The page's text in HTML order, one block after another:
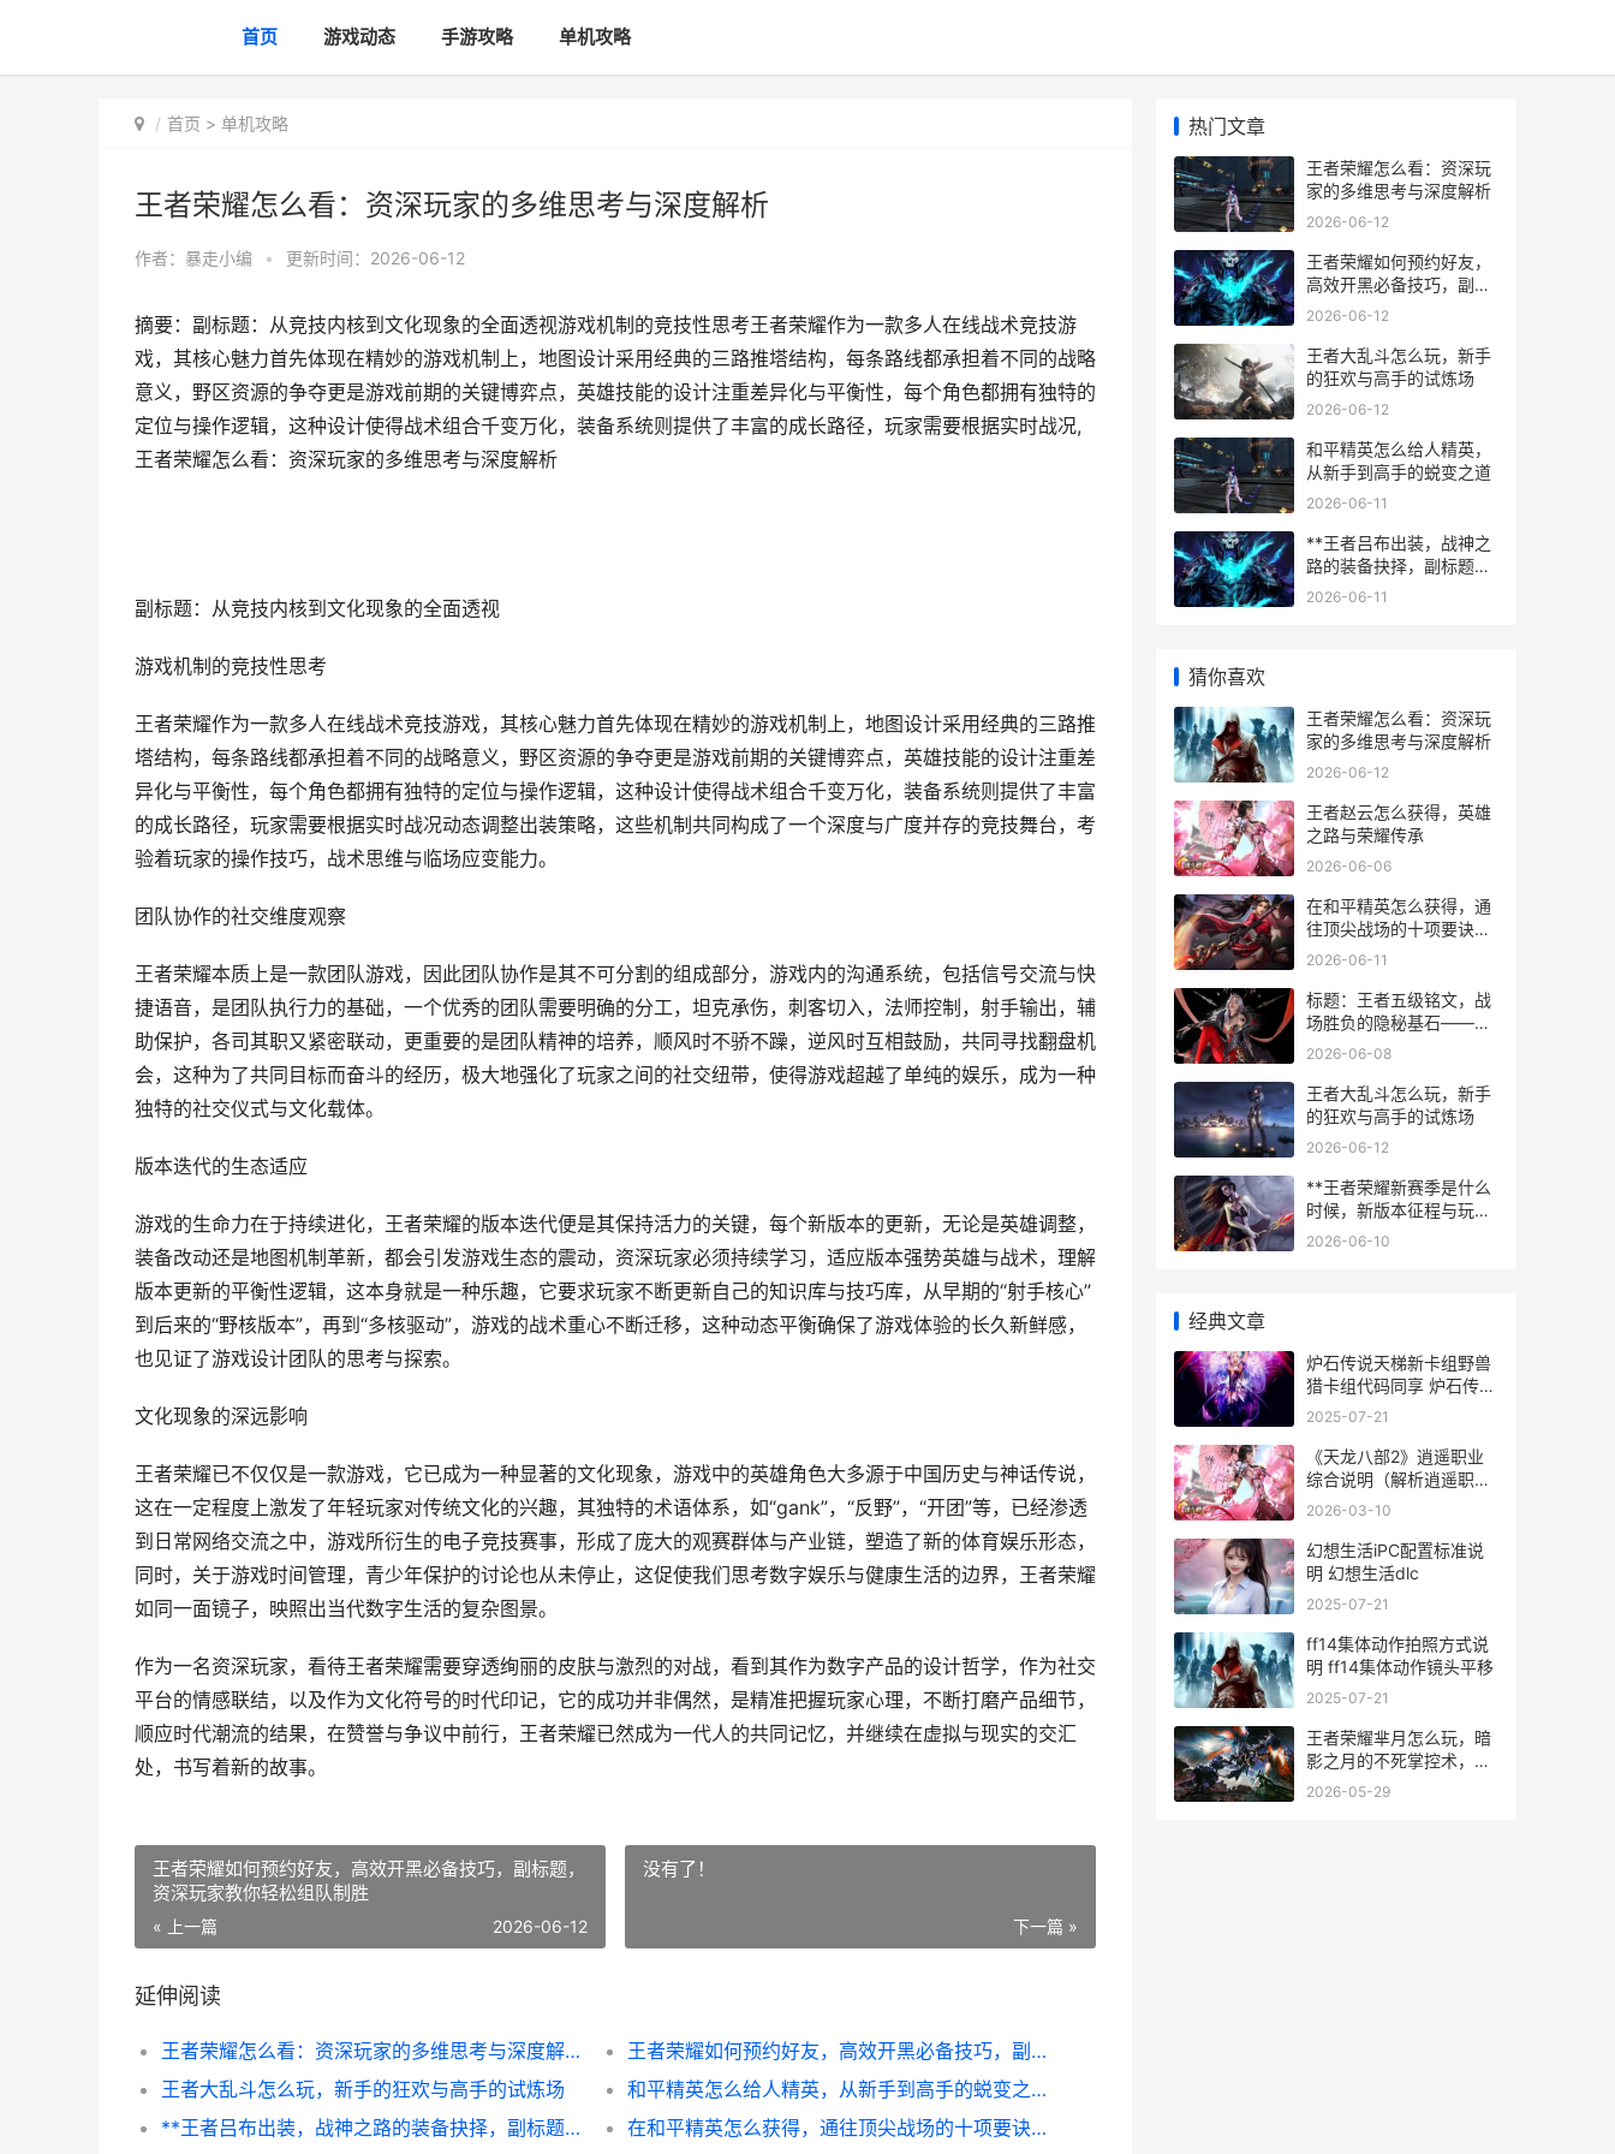
首页 游戏动态 手游攻略 单机攻略
首页 > 单机攻略
王者荣耀怎么看：资深玩家的多维思考与深度解析
作者： 暴走小编 • 更新时间：2026-06-12
摘要：副标题：从竞技内核到文化现象的全面透视游戏机制的竞技性思考王者荣耀作为一款多人在线战术竞技游
戏，其核心魅力首先体现在精妙的游戏机制上，地图设计采用经典的三路推塔结构，每条路线都承担着不同的战略
意义，野区资源的争夺更是游戏前期的关键博弈点，英雄技能的设计注重差异化与平衡性，每个角色都拥有独特的
定位与操作逻辑，这种设计使得战术组合千变万化，装备系统则提供了丰富的成长路径，玩家需要根据实时战况,
王者荣耀怎么看：资深玩家的多维思考与深度解析
副标题：从竞技内核到文化现象的全面透视
游戏机制的竞技性思考
王者荣耀作为一款多人在线战术竞技游戏，其核心魅力首先体现在精妙的游戏机制上，地图设计采用经典的三路推
塔结构，每条路线都承担着不同的战略意义，野区资源的争夺更是游戏前期的关键博弈点，英雄技能的设计注重差
异化与平衡性，每个角色都拥有独特的定位与操作逻辑，这种设计使得战术组合千变万化，装备系统则提供了丰富
的成长路径，玩家需要根据实时战况动态调整出装策略，这些机制共同构成了一个深度与广度并存的竞技舞台，考
验着玩家的操作技巧，战术思维与临场应变能力。
团队协作的社交维度观察
王者荣耀本质上是一款团队游戏，因此团队协作是其不可分割的组成部分，游戏内的沟通系统，包括信号交流与快
捷语音，是团队执行力的基础，一个优秀的团队需要明确的分工，坦克承伤，刺客切入，法师控制，射手输出，辅
助保护，各司其职又紧密联动，更重要的是团队精神的培养，顺风时不骄不躁，逆风时互相鼓励，共同寻找翻盘机
会，这种为了共同目标而奋斗的经历，极大地强化了玩家之间的社交纽带，使得游戏超越了单纯的娱乐，成为一种
独特的社交仪式与文化载体。
版本迭代的生态适应
游戏的生命力在于持续进化，王者荣耀的版本迭代便是其保持活力的关键，每个新版本的更新，无论是英雄调整，
装备改动还是地图机制革新，都会引发游戏生态的震动，资深玩家必须持续学习，适应版本强势英雄与战术，理解
版本更新的平衡性逻辑，这本身就是一种乐趣，它要求玩家不断更新自己的知识库与技巧库，从早期的“射手核心”
到后来的“野核版本”，再到“多核驱动”，游戏的战术重心不断迁移，这种动态平衡确保了游戏体验的长久新鲜感，
也见证了游戏设计团队的思考与探索。
文化现象的深远影响
王者荣耀已不仅仅是一款游戏，它已成为一种显著的文化现象，游戏中的英雄角色大多源于中国历史与神话传说，
这在一定程度上激发了年轻玩家对传统文化的兴趣，其独特的术语体系，如“gank”，“反野”，“开团”等，已经渗透
到日常网络交流之中，游戏所衍生的电子竞技赛事，形成了庞大的观赛群体与产业链，塑造了新的体育娱乐形态，
同时，关于游戏时间管理，青少年保护的讨论也从未停止，这促使我们思考数字娱乐与健康生活的边界，王者荣耀
如同一面镜子，映照出当代数字生活的复杂图景。
作为一名资深玩家，看待王者荣耀需要穿透绚丽的皮肤与激烈的对战，看到其作为数字产品的设计哲学，作为社交
平台的情感联结，以及作为文化符号的时代印记，它的成功并非偶然，是精准把握玩家心理，不断打磨产品细节，
顺应时代潮流的结果，在赞誉与争议中前行，王者荣耀已然成为一代人的共同记忆，并继续在虚拟与现实的交汇
处，书写着新的故事。
王者荣耀如何预约好友，高效开黑必备技巧，副标题，
资深玩家教你轻松组队制胜
« 上一篇 2026-06-12
没有了！
下一篇 »
延伸阅读
王者荣耀怎么看：资深玩家的多维思考与深度解析
王者荣耀如何预约好友，高效开黑必备技巧，副标题，资深玩家教你轻松组队制胜
王者大乱斗怎么玩，新手的狂欢与高手的试炼场
和平精英怎么给人精英，从新手到高手的蜕变之道
**王者吕布出装，战神之路的装备抉择，副标题，方天画戟下的制胜法则**
在和平精英怎么获得，通往顶尖战场的十项要诀，副标题超越生存的艺术进阶之路
热门文章
王者荣耀怎么看：资深玩
家的多维思考与深度解析
2026-06-12
王者荣耀如何预约好友，
高效开黑必备技巧，副标
题，资深玩家教你轻松组
2026-06-12
王者大乱斗怎么玩，新手
的狂欢与高手的试炼场
2026-06-12
和平精英怎么给人精英，
从新手到高手的蜕变之道
2026-06-11
**王者吕布出装，战神之
路的装备抉择，副标题，
方天画戟下的制胜法则**
2026-06-11
猜你喜欢
王者荣耀怎么看：资深玩
家的多维思考与深度解析
2026-06-12
王者赵云怎么获得，英雄
之路与荣耀传承
2026-06-06
在和平精英怎么获得，通
往顶尖战场的十项要诀，
副标题超越生存的艺术进
2026-06-11
标题：王者五级铭文，战
场胜负的隐秘基石——资
深玩家的铭文哲学
2026-06-08
王者大乱斗怎么玩，新手
的狂欢与高手的试炼场
2026-06-12
**王者荣耀新赛季是什么
时候，新版本征程与玩家
期待**
2026-06-10
经典文章
炉石传说天梯新卡组野兽
猎卡组代码同享 炉石传说
天梯新卡组
2025-07-21
《天龙八部2》逍遥职业
综合说明（解析逍遥职业
技能、装备、特征和战斗
免费领取中心
2026-03-10
幻想生活iPC配置标准说
明 幻想生活dlc
2025-07-21
ff14集体动作拍照方式说
明 ff14集体动作镜头平移
2025-07-21
王者荣耀芈月怎么玩，暗
影之月的不死掌控术，副
标题，吸血女王的全期压
2026-05-29